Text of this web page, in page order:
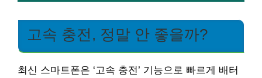
고속 충전, 정말 안 좋을까?
최신 스마트폰은 ‘고속 충전’ 기능으로 빠르게 배터